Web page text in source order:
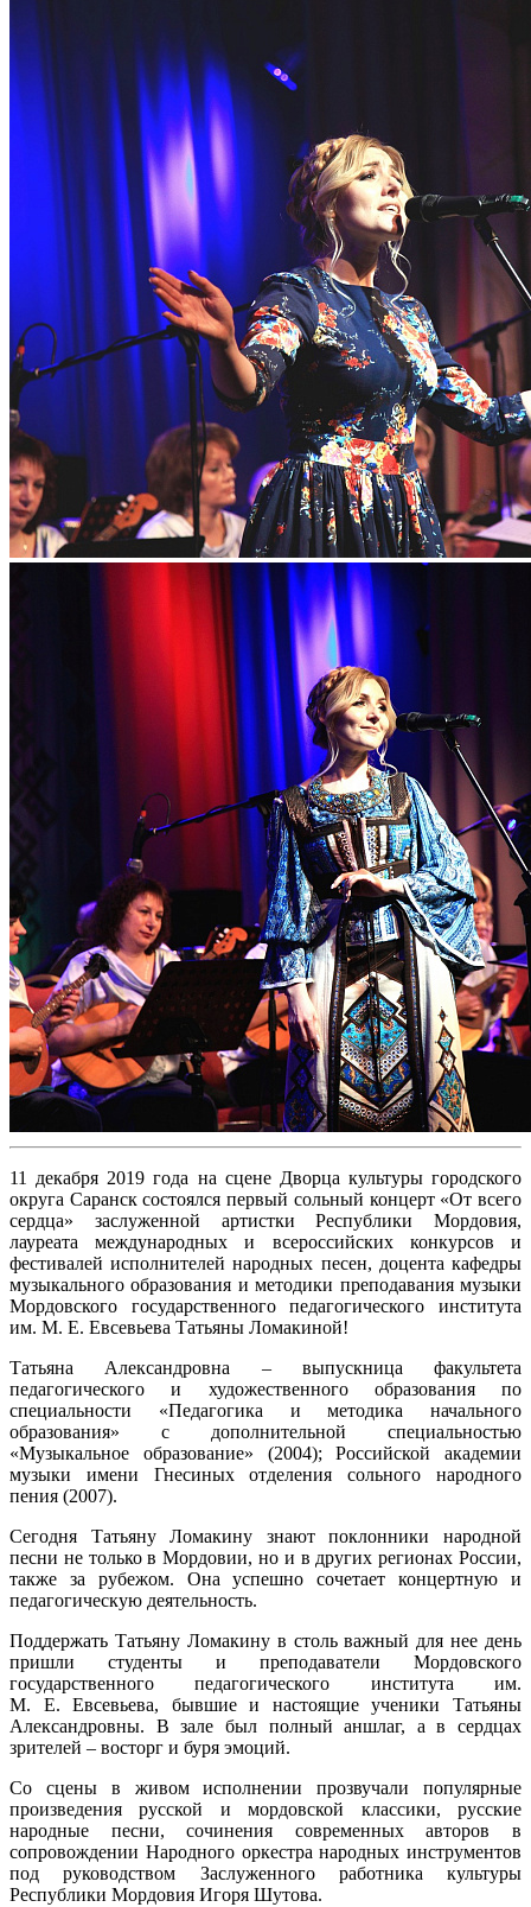
11 декабря 2019 года на сцене Дворца культуры городского
округа Саранск состоялся первый сольный концерт «От всего
сердца» заслуженной артистки Республики Мордовия,
лауреата международных и всероссийских конкурсов и
фестивалей исполнителей народных песен, доцента кафедры
музыкального образования и методики преподавания музыки
Мордовского государственного педагогического института
им. М. Е. Евсевьева Татьяны Ломакиной!
Татьяна Александровна – выпускница факультета
педагогического и художественного образования по
специальности «Педагогика и методика начального
образования» с дополнительной специальностью
«Музыкальное образование» (2004); Российской академии
музыки имени Гнесиных отделения сольного народного
пения (2007).
Сегодня Татьяну Ломакину знают поклонники народной
песни не только в Мордовии, но и в других регионах России,
также за рубежом. Она успешно сочетает концертную и
педагогическую деятельность.
Поддержать Татьяну Ломакину в столь важный для нее день
пришли студенты и преподаватели Мордовского
государственного педагогического института им.
М. Е. Евсевьева, бывшие и настоящие ученики Татьяны
Александровны. В зале был полный аншлаг, а в сердцах
зрителей – восторг и буря эмоций.
Со сцены в живом исполнении прозвучали популярные
произведения русской и мордовской классики, русские
народные песни, сочинения современных авторов в
сопровождении Народного оркестра народных инструментов
под руководством Заслуженного работника культуры
Республики Мордовия Игоря Шутова.